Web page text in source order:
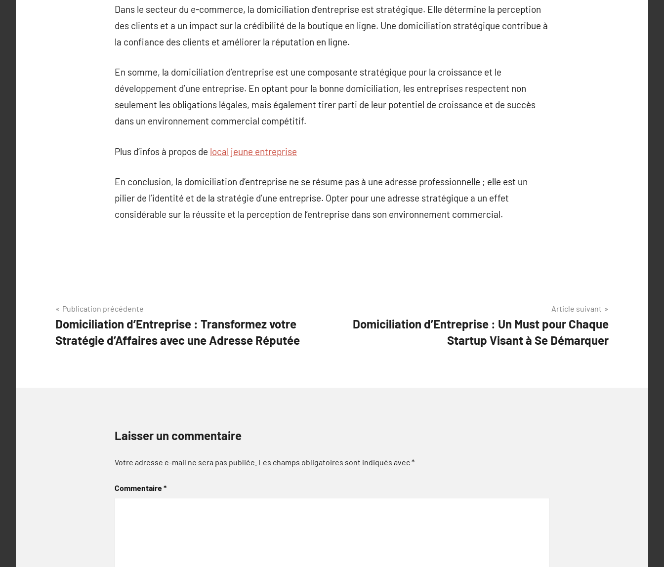
Dans le secteur du e-commerce, la domiciliation d’entreprise est stratégique. Elle détermine la perception
des clients et a un impact sur la crédibilité de la boutique en ligne. Une domiciliation stratégique contribue à
la confiance des clients et améliorer la réputation en ligne.
En somme, la domiciliation d’entreprise est une composante stratégique pour la croissance et le
développement d’une entreprise. En optant pour la bonne domiciliation, les entreprises respectent non
seulement les obligations légales, mais également tirer parti de leur potentiel de croissance et de succès
dans un environnement commercial compétitif.
Plus d’infos à propos de local jeune entreprise
En conclusion, la domiciliation d’entreprise ne se résume pas à une adresse professionnelle ; elle est un
pilier de l’identité et de la stratégie d’une entreprise. Opter pour une adresse stratégique a un effet
considérable sur la réussite et la perception de l’entreprise dans son environnement commercial.
Navigation
de
l’article
Publication précédente
Domiciliation d’Entreprise : Transformez votre
Stratégie d’Affaires avec une Adresse Réputée
Article suivant
Domiciliation d’Entreprise : Un Must pour Chaque
Startup Visant à Se Démarquer
Laisser un commentaire
Votre adresse e-mail ne sera pas publiée. Les champs obligatoires sont indiqués avec*
Commentaire*